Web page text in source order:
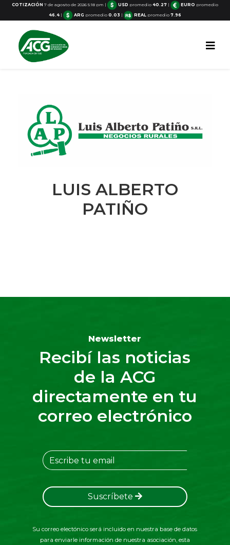
COTIZACIÓN 7 de agosto de 2026 5:18 pm | USD promedio40.27 | EURO promedio
46.4 | ARG promedio0.03 | REAL promedio7.96
LUIS ALBERTO
PATIÑO
Newsletter
Recibí las noticias
de la ACG
directamente en tu
correo electrónico
Suscríbete
Su correo electónico será incluido en nuestra base de datos
para enviarle información de nuestra asociación, esta